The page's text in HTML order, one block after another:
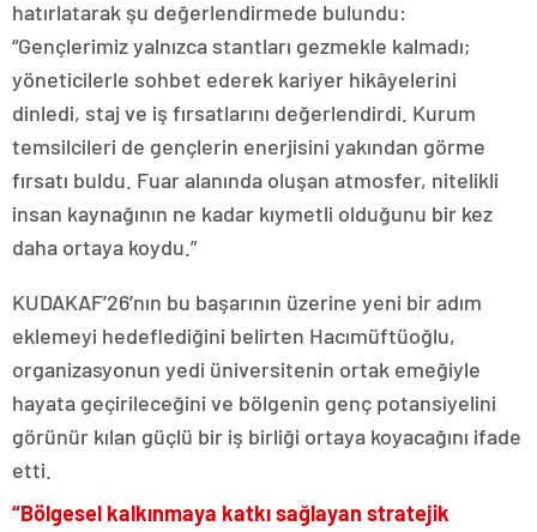
hatırlatarak şu değerlendirmede bulundu:
“Gençlerimiz yalnızca stantları gezmekle kalmadı;
yöneticilerle sohbet ederek kariyer hikâyelerini
dinledi, staj ve iş fırsatlarını değerlendirdi. Kurum
temsilcileri de gençlerin enerjisini yakından görme
fırsatı buldu. Fuar alanında oluşan atmosfer, nitelikli
insan kaynağının ne kadar kıymetli olduğunu bir kez
daha ortaya koydu.”
KUDAKAF’26’nın bu başarının üzerine yeni bir adım
eklemeyi hedeflediğini belirten Hacımüftüoğlu,
organizasyonun yedi üniversitenin ortak emeğiyle
hayata geçirileceğini ve bölgenin genç potansiyelini
görünür kılan güçlü bir iş birliği ortaya koyacağını ifade
etti.
“Bölgesel kalkınmaya katkı sağlayan stratejik